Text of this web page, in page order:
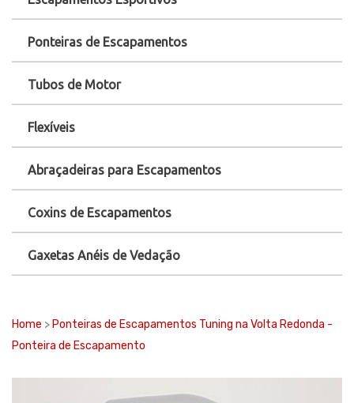
Ponteiras de Escapamentos
Tubos de Motor
Flexíveis
Abraçadeiras para Escapamentos
Coxins de Escapamentos
Gaxetas Anéis de Vedação
Home > Ponteiras de Escapamentos Tuning na Volta Redonda -
Ponteira de Escapamento